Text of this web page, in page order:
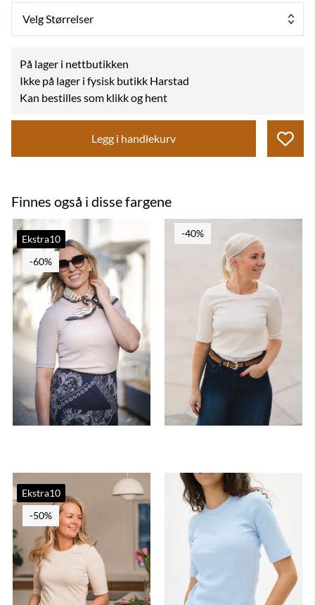
Velg Størrelser
På lager i nettbutikken
Ikke på lager i fysisk butikk Harstad
Kan bestilles som klikk og hent
Legg i handlekurv
Finnes også i disse fargene
Ekstra10
-60%
-40%
Ekstra10
-50%